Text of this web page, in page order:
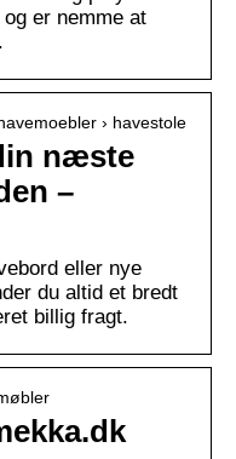
er nemme at
› havestole
næste
–
eller nye
du altid et bredt
billig fragt.